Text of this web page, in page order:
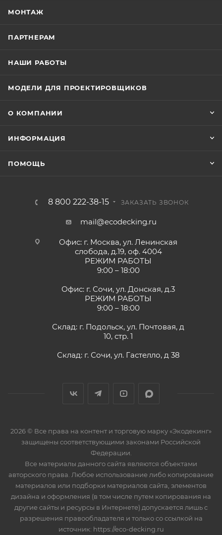
МОНТАЖ
ПАРТНЕРАМ
НАШИ РАБОТЫ
МОДЕЛИ ДЛЯ ПРОЕКТИРОВЩИКОВ
О КОМПАНИИ
ИНФОРМАЦИЯ
ПОМОЩЬ
8 800 222-38-15 ЗАКАЗАТЬ ЗВОНОК
mail@ecodecking.ru
Офис: г. Москва, ул. Ленинская
слобода, д.19, оф. 4004
РЕЖИМ РАБОТЫ
9:00 – 18:00
Офис: г. Сочи, ул. Донская, д.3
РЕЖИМ РАБОТЫ
9:00 – 18:00
Склад: г. Подольск, ул. Почтовая, д
10, стр. 1
Склад: г. Сочи, ул. Гастелло, д 38
2026 © Все права на контент и торговую марку «Экодекинг»
защищены соответствующими законами Российской
Федерации.
Все материалы данного сайта являются объектами
авторского права. Любое использование либо копирование
материалов или подборки материалов сайта, элементов
дизайна и оформления (в том числе путем копирования на
другие сайты и ресурсы в Интернете) допускается лишь с
разрешения правообладателя и только со ссылкой на
источник: https://eco-decking.ru